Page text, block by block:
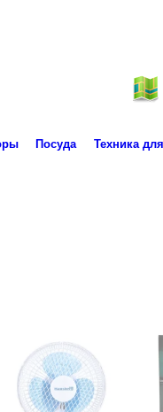
Посуда Техника